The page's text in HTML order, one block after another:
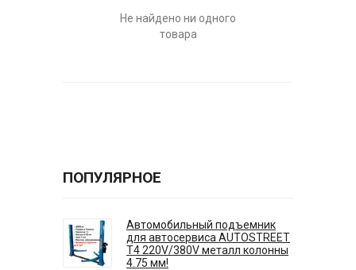
Не найдено ни одного
товара
ПОПУЛЯРНОЕ
Автомобильный подъемник
для автосервиса AUTOSTREET
T4 220V/380V металл колонны
4.75 мм!